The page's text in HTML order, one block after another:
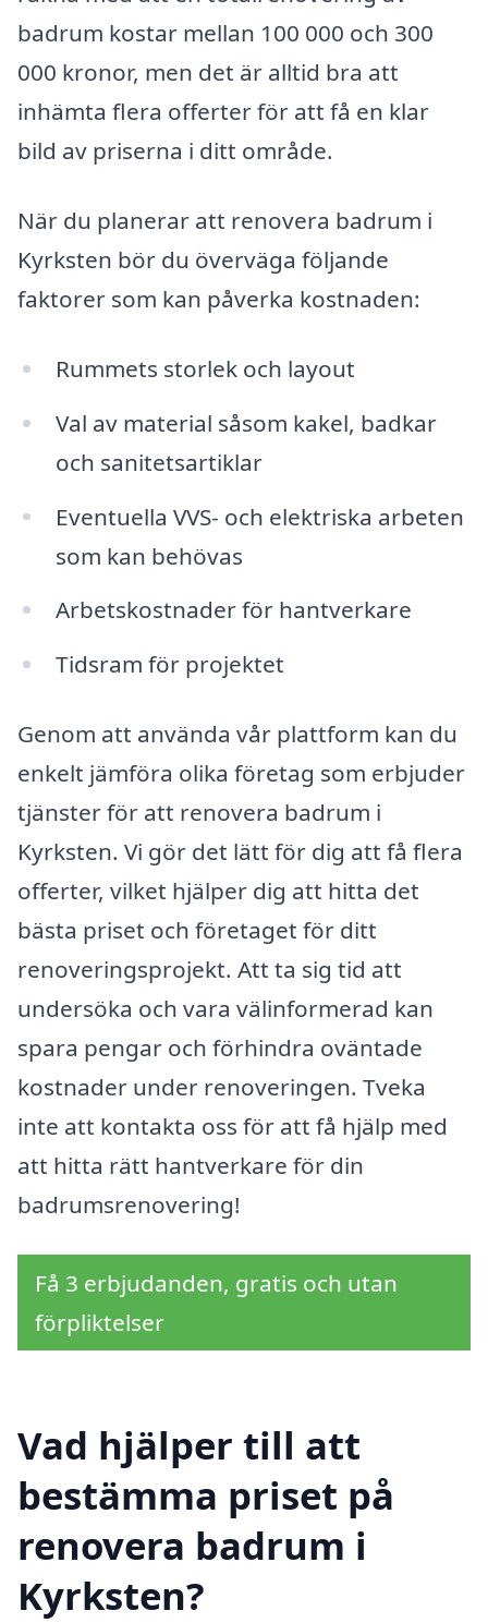
badrum kostar mellan 100 000 och 300
000 kronor, men det är alltid bra att
inhämta flera offerter för att få en klar
bild av priserna i ditt område.
När du planerar att renovera badrum i
Kyrksten bör du överväga följande
faktorer som kan påverka kostnaden:
Rummets storlek och layout
Val av material såsom kakel, badkar
och sanitetsartiklar
Eventuella VVS- och elektriska arbeten
som kan behövas
Arbetskostnader för hantverkare
Tidsram för projektet
Genom att använda vår plattform kan du
enkelt jämföra olika företag som erbjuder
tjänster för att renovera badrum i
Kyrksten. Vi gör det lätt för dig att få flera
offerter, vilket hjälper dig att hitta det
bästa priset och företaget för ditt
renoveringsprojekt. Att ta sig tid att
undersöka och vara välinformerad kan
spara pengar och förhindra oväntade
kostnader under renoveringen. Tveka
inte att kontakta oss för att få hjälp med
att hitta rätt hantverkare för din
badrumsrenovering!
Få 3 erbjudanden, gratis och utan
förpliktelser
Vad hjälper till att
bestämma priset på
renovera badrum i
Kyrksten?